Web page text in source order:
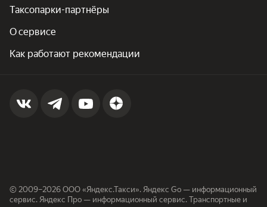
Таксопарки-партнёры
О сервисе
Как работают рекомендации
© 2009–2026 ООО «Яндекс.Такси». Яндекс Go — информационный
сервис. Яндекс Про — информационный сервис. Транспортные и